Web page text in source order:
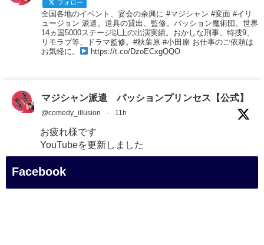
フォロー
全国各地のイベント、宴会の余興に #マジシャン #変面 #イリ
ュージョン 派遣。道具の貸出、監修。パッション魔術団。世界
14ヵ国5000ステージ以上の出演実績。おかしな刑事、特捜9、
リモラブ等、ドラマ監修。#秋葉原 #小田原 お仕事のご依頼は
お気軽に。
https://t.co/DzoECxgQQO
マジシャン派遣 パッションプリンセス【公式】
@comedy_illusion · 11h
お疲れ様です
YouTubeを更新しました
https://youtu.be/VSlCsjZ-M5g @YouTube
Facebook